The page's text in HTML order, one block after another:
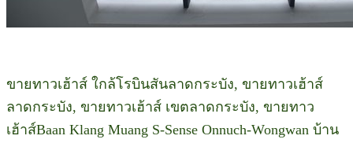
ขายทาวเฮ้าส์ ใกล้โรบินสันลาดกระบัง, ขายทาวเฮ้าส์
ลาดกระบัง, ขายทาวเฮ้าส์ เขตลาดกระบัง, ขายทาว
เฮ้าส์Baan Klang Muang S-Sense Onnuch-Wongwan บ้าน